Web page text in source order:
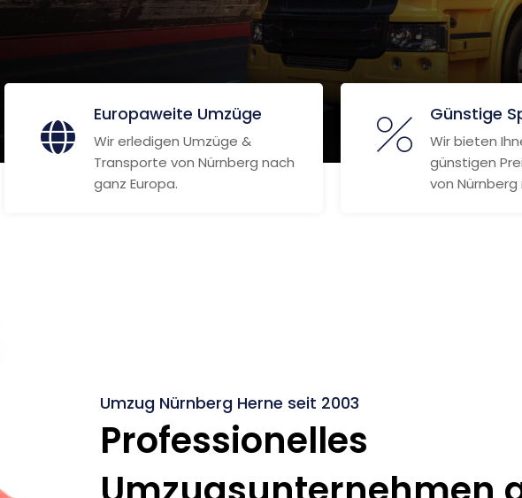
Europaweite Umzüge
Wir erledigen Umzüge &
Transporte von Nürnberg nach
ganz Europa.
Günstige
Wir bieten
günstigen
von Nürnberg
Umzug Nürnberg Herne seit 2003
Professionelles